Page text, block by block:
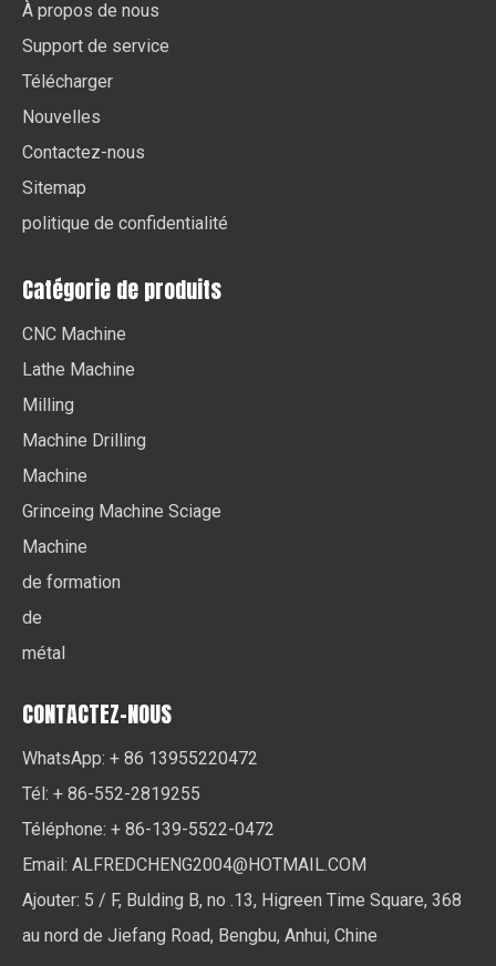
À propos de nous
Support de service
Télécharger
Nouvelles
Contactez-nous
Sitemap
politique de confidentialité
Catégorie de produits
CNC Machine
Lathe Machine
Milling
Machine Drilling
Machine
Grinceing Machine Sciage
Machine
de formation
de
métal
CONTACTEZ-NOUS
WhatsApp: + 86 13955220472
Tél: + 86-552-2819255
Téléphone: + 86-139-5522-0472
Email: ALFREDCHENG2004@HOTMAIL.COM
Ajouter: 5 / F, Bulding B, no .13, Higreen Time Square, 368
au nord de Jiefang Road, Bengbu, Anhui, Chine